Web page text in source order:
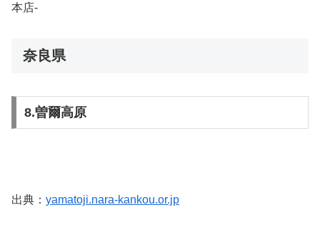
本店-
奈良県
8.曽爾高原
出典： yamatoji.nara-kankou.or.jp